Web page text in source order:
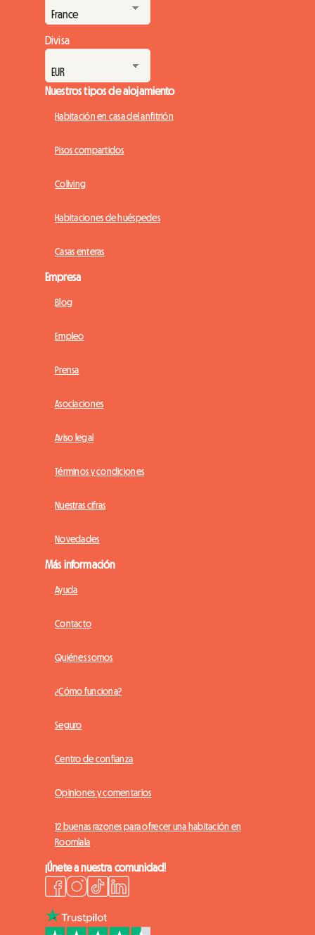
encontrar un lugar cómodo donde q...
Divisa
Nuestros tipos de alojamiento
Habitación en casa del anfitrión
Pisos compartidos
Coliving
Habitaciones de huéspedes
Casas enteras
Empresa
Blog
Empleo
Prensa
Asociaciones
Aviso legal
Términos y condiciones
Nuestras cifras
Novedades
Más información
Ayuda
Contacto
Quiénes somos
¿Cómo funciona?
Seguro
Centro de confianza
Opiniones y comentarios
12 buenas razones para ofrecer una habitación en
Roomlala
¡Únete a nuestra comunidad!